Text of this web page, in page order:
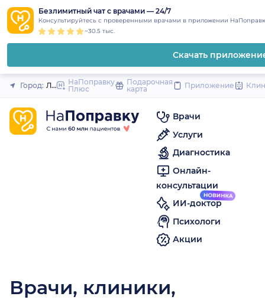
content
Безлимитный чат с врачами — 24/7
Консультируйтесь с проверенными врачами в приложении
~30.5 тыс.
Скачать
Закрыть
Город: Лесосибирск
НаПоправку
Плюс
Подарочная
карта
Приложение
Врачи
Услуги
Диагностика
Онлайн-
консультации
ИИ-доктор
Психологи
Акции
Врачи, клиники,